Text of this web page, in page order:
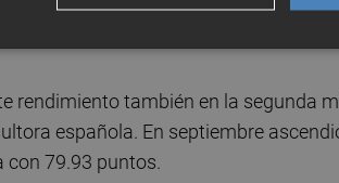
rendimiento también en la segunda
española. En septiembre
con 79.93 puntos.